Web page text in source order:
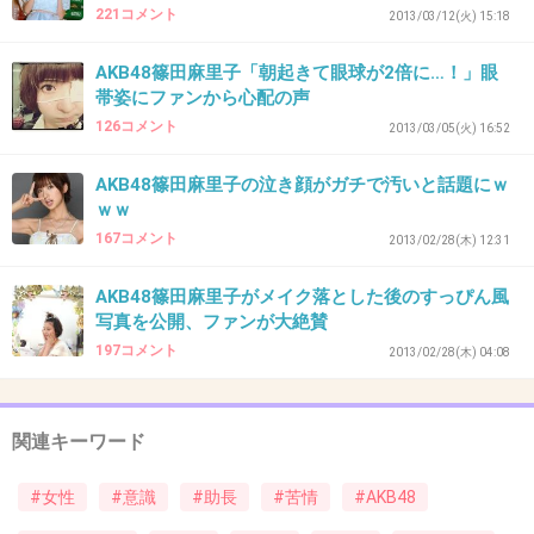
出典：2.bp.blogspot.com
こうやって話題になっただけ大成功ってところ
か・・・
どうせなら整形の人じゃなくて天然美人な人を
代表にしなよ
221コメント 2013/03/12(火) 15:18
AKB48篠田麻里子「朝起きて眼球が2倍に…！」眼
帯姿にファンから心配の声
126コメント 2013/03/05(火) 16:52
AKB48篠田麻里子の泣き顔がガチで汚いと話題にｗ
ｗｗ
167コメント 2013/02/28(木) 12:31
AKB48篠田麻里子がメイク落とした後のすっぴん風
写真を公開、ファンが大絶賛
197コメント 2013/02/28(木) 04:08
関連キーワード
#女性 #意識 #助長 #苦情 #AKB48